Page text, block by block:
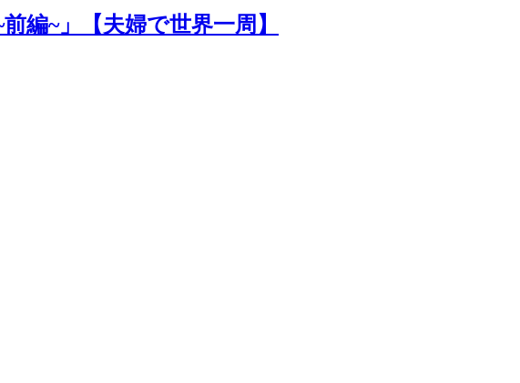
編~」【夫婦で世界一周】